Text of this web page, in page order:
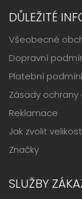
DŮLEŽITÉ
Všeobecné
Dopravní
Platební
Zásady
Reklamace
Jak zvolit
Značky
SLUŽBY